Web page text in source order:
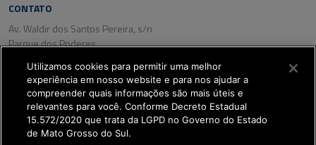
CONTATO
Av. Waldir dos Santos Pereira, s/n
Parque dos Poderes
Campo Grande/ MS
Tel. (67) 3318-2800
Fax: (67) 3318-2809
Utilizamos cookies para permitir uma melhor
experiência em nosso website e para nos ajudar a
compreender quais informações são mais úteis e
relevantes para você. Conforme Decreto Estadual
15.572/2020 que trata da LGPD no Governo do Estado
de Mato Grosso do Sul.